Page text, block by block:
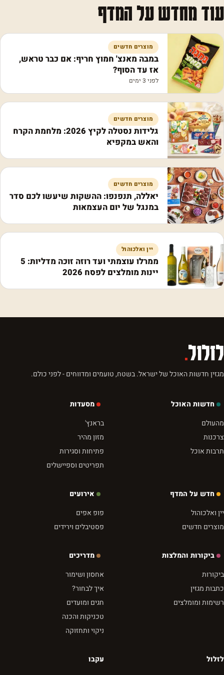
עוד מחדש על המדף
מוצרים חדשים
במבה מאנצ' חמוץ חריף: אם כבר טראש,
אז עד הסוף?
לפני 3 ימים
מוצרים חדשים
גלידות נסטלה לקיץ 2026: מלחמת הקרח
והאש במקפיא
מוצרים חדשים
יאללה, תנפנפו: ההשקות שיעשו לכם סדר
במנגל של יום העצמאות
יין ואלכוהול
ממרלו עוצמתי ועד רוזה זוכה מדליות: 5
יינות מומלצים לפסח 2026
לזלול.
מגזין חדשות האוכל של ישראל. בשטח, טועמים ומדווחים - לפני כולם.
חדשות האוכל
מהעולם
צרכנות
תרבות אוכל
מסעדות
בראנץ'
מזון מהיר
פתיחות וסגירות
תפריטים וספיישלים
חדש על המדף
יין ואלכוהול
מוצרים חדשים
אירועים
פופ אפים
פסטיבלים וירידים
ביקורות והמלצות
ביקורות
כתבות מגזין
רשימות ומומלצים
מדריכים
אחסון ושימור
איך לבחור?
חגים ומועדים
טכניקות והכנה
ניקוי ותחזוקה
לזלול
עקבו